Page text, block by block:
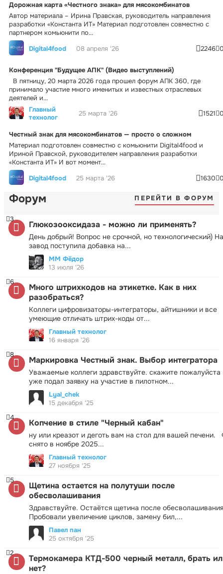
Дорожная карта «Честного знака» для мясокомбинатов
Автор материала – Ирина Правская, руководитель направления
разработки «Константа ИТ» Материал подготовлен совместно с
партнером комьюнити по...
Digital4food
08 апреля '26 2246
Конференция "Будущее АПК" (Видео выступлений)
В пятницу, 20 марта 2026 года прошел форум АПК 360, где
принимало участие много именитых и известных отраслевых
деятелей и...
Главный
технолог
25 марта '26 1521
Честный знак для мясокомбинатов — просто о сложном
Материал подготовлен совместно с комьюнити Digital4food и
Ириной Правской, руководителем направления разработки
«Константа ИТ» И вот момент...
Digital4food
25 марта '26 1630
Форум ПЕРЕЙТИ В ФОРУМ
Глюкозооксидаза - можно ли применять?
День добрый! Вопрос не срочной, но технологический) На
завод поступила добавка на...
3
ММ Фёдор
13 июля '26
Много штрихкодов на этикетке. Как в них
разобраться?
Коллеги цифровизаторы-интеграторы, айтишники и все
умеющие отличать штрих-коды от...
6
Главный технолог
16 января '26
Маркировка Честный знак. Выбор интегратора
Уважаемые коллеги здравствуйте. скажите пожалуйста
уже подал заявку на участие в пилотном...
8
Lyal_chek
15 декабря '25
Копчение в стиле "Черный кабан"
ну или креазот и деготь вам на стол для вашей печени.
снято в ноябре 2025...
4
Главный технолог
27 ноября '25
Щетина остается на полутуши после
обесволашивания
Здравствуйте. Остаётся щетина после
Пробовали увеличение циклов, замену бил,...
5
Павел пан
25 октября '25
Термокамера КТД-500 черный металл, брать
нет?
2